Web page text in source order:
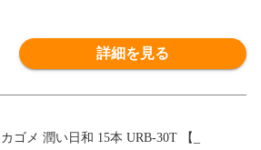
詳細を見る
カゴメ 潤い日和 15本 URB-30T 【_